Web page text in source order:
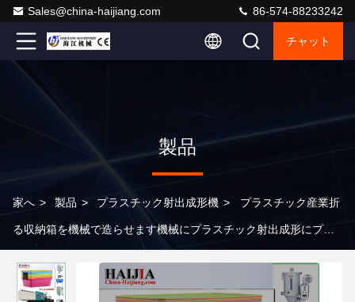
Sales@china-haijiang.com 86-574-88233242
チャット
製品
家へ > 製品 > プラスチック射出成形機 > プラスチック産業折
る収納箱を機械で造らせます機械にプラスチック射出成形にプラ